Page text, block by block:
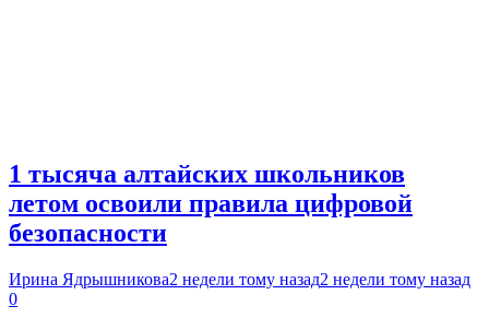
1 тысяча алтайских школьников
летом освоили правила цифровой
безопасности
Ирина Ядрышникова2 недели тому назад2 недели тому назад
0